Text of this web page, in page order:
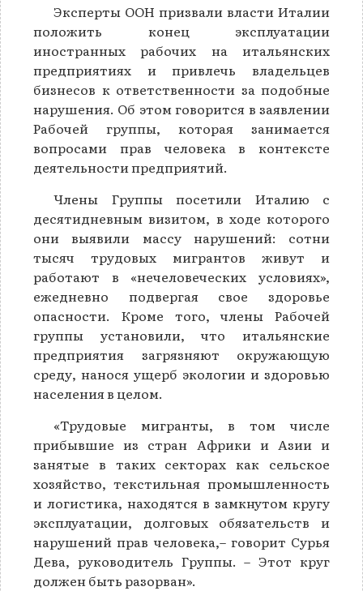
Эксперты ООН призвали власти Италии
положить конец эксплуатации
иностранных рабочих на итальянских
предприятиях и привлечь владельцев
бизнесов к ответственности за подобные
нарушения. Об этом говорится в заявлении
Рабочей группы, которая занимается
вопросами прав человека в контексте
деятельности предприятий.
Члены Группы посетили Италию с
десятидневным визитом, в ходе которого
они выявили массу нарушений: сотни
тысяч трудовых мигрантов живут и
работают в «нечеловеческих условиях»,
ежедневно подвергая свое здоровье
опасности. Кроме того, члены Рабочей
группы установили, что итальянские
предприятия загрязняют окружающую
среду, нанося ущерб экологии и здоровью
населения в целом.
«Трудовые мигранты, в том числе
прибывшие из стран Африки и Азии и
занятые в таких секторах как сельское
хозяйство, текстильная промышленность
и логистика, находятся в замкнутом кругу
эксплуатации, долговых обязательств и
нарушений прав человека,– говорит Сурья
Дева, руководитель Группы. – Этот круг
должен быть разорван».